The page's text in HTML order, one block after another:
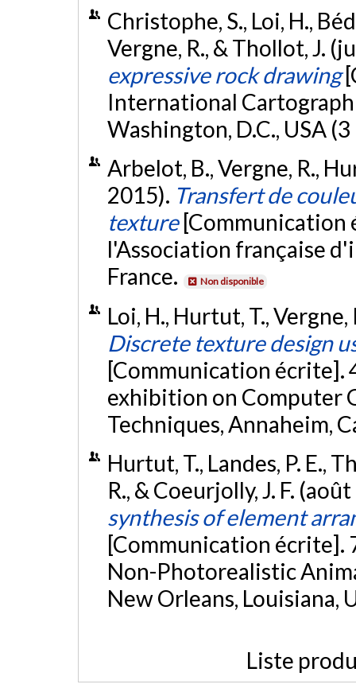
Christophe, S., Loi, H.,
Vergne, R., & Thollot, J.
expressive rock drawing
International
Washington, D.C., USA
Arbelot, B., Vergne, R.,
2015). Transfert de
texture [Communication
l'Association française
France.
Non disponible
Loi, H., Hurtut, T.,
Discrete texture design
[Communication écrite].
exhibition on Computer
Techniques, Annaheim,
Hurtut, T., Landes, P. E.,
R., & Coeurjolly, J. F.
synthesis of element
[Communication écrite].
Non-Photorealistic
New Orleans, Louisiana,
Liste